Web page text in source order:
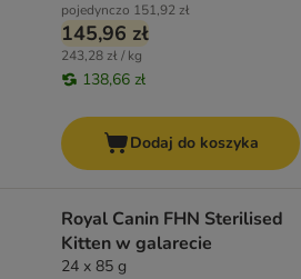
pojedynczo 151,92 zł
145,96 zł
243,28 zł / kg
138,66 zł
Dodaj do koszyka
Royal Canin FHN Sterilised
Kitten w galarecie
24 x 85 g